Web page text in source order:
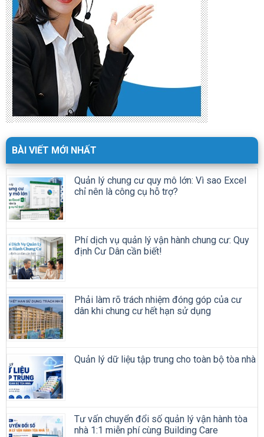
BÀI VIẾT MỚI NHẤT
Quản lý chung cư quy mô lớn: Vì sao Excel
chỉ nên là công cụ hỗ trợ?
Phí dịch vụ quản lý vận hành chung cư: Quy
định Cư Dân cần biết!
Phải làm rõ trách nhiệm đóng góp của cư
dân khi chung cư hết hạn sử dụng
Quản lý dữ liệu tập trung cho toàn bộ tòa nhà
Tư vấn chuyển đổi số quản lý vận hành tòa
nhà 1:1 miễn phí cùng Building Care